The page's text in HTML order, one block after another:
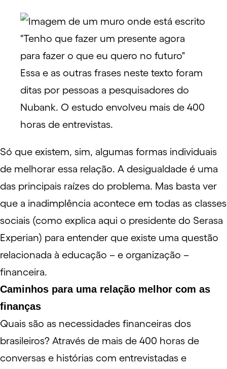
Essa e as outras frases neste texto foram
ditas por pessoas a pesquisadores do
Nubank. O estudo envolveu mais de 400
horas de entrevistas.
Só que existem, sim, algumas formas individuais
de melhorar essa relação. A desigualdade é uma
das principais raízes do problema. Mas basta ver
que a inadimplência acontece em todas as classes
sociais (como explica aqui o presidente do Serasa
Experian) para entender que existe uma questão
relacionada à educação – e organização –
financeira.
Caminhos para uma relação melhor com as
finanças
Quais são as necessidades financeiras dos
brasileiros? Através de mais de 400 horas de
conversas e histórias com entrevistadas e